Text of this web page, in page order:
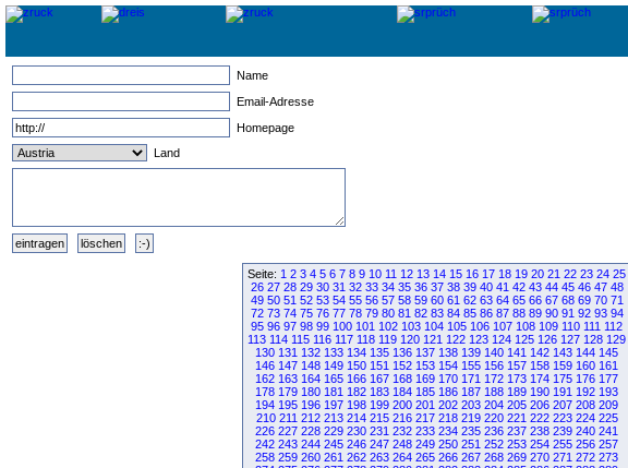
Name
Email-Adresse
Homepage
Land
Seite: 1 2 3 4 5 6 7 8 9 10 11 12 13 14 15 16 17 18 19 20 21 22 23 24 25
26 27 28 29 30 31 32 33 34 35 36 37 38 39 40 41 42 43 44 45 46 47 48
49 50 51 52 53 54 55 56 57 58 59 60 61 62 63 64 65 66 67 68 69 70 71
72 73 74 75 76 77 78 79 80 81 82 83 84 85 86 87 88 89 90 91 92 93 94
95 96 97 98 99 100 101 102 103 104 105 106 107 108 109 110 111 112
113 114 115 116 117 118 119 120 121 122 123 124 125 126 127 128 129
130 131 132 133 134 135 136 137 138 139 140 141 142 143 144 145
146 147 148 149 150 151 152 153 154 155 156 157 158 159 160 161
162 163 164 165 166 167 168 169 170 171 172 173 174 175 176 177
178 179 180 181 182 183 184 185 186 187 188 189 190 191 192 193
194 195 196 197 198 199 200 201 202 203 204 205 206 207 208 209
210 211 212 213 214 215 216 217 218 219 220 221 222 223 224 225
226 227 228 229 230 231 232 233 234 235 236 237 238 239 240 241
242 243 244 245 246 247 248 249 250 251 252 253 254 255 256 257
258 259 260 261 262 263 264 265 266 267 268 269 270 271 272 273